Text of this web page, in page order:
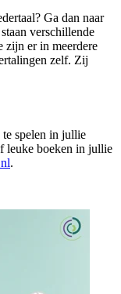
Ga dan naar
verschillende
zijn er in meerdere
zelf. Zij
te spelen in jullie
leuke boeken in jullie
.